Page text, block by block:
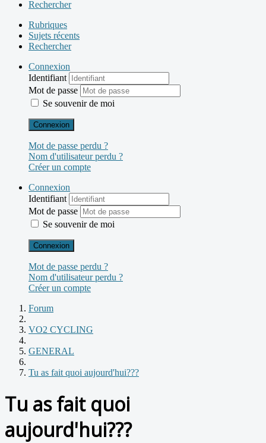
Rechercher
Rubriques
Sujets récents
Rechercher
Connexion
Identifiant
Mot de passe
Se souvenir de moi
Connexion
Mot de passe perdu ?
Nom d'utilisateur perdu ?
Créer un compte
Connexion
Identifiant
Mot de passe
Se souvenir de moi
Connexion
Mot de passe perdu ?
Nom d'utilisateur perdu ?
Créer un compte
Forum
VO2 CYCLING
GENERAL
Tu as fait quoi aujourd'hui???
Tu as fait quoi
aujourd'hui???